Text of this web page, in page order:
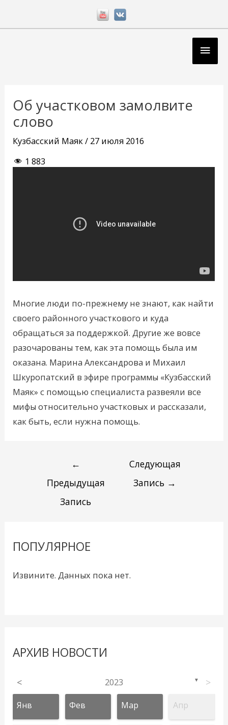
Об участковом замолвите
слово
Кузбасский Маяк/ 27 июля 2016
1 883
Многие люди по-прежнему не знают, как найти
своего районного участкового и куда
обращаться за поддержкой. Другие же вовсе
разочарованы тем, как эта помощь была им
оказана. Марина Александрова и Михаил
Шкуропатский в эфире программы «Кузбасский
Маяк» с помощью специалиста развеяли все
мифы относительно участковых и рассказали,
как быть, если нужна помощь.
записям
←
Предыдущая
Запись
Следующая
Запись →
ПОПУЛЯРНОЕ
Извините. Данных пока нет.
АРХИВ НОВОСТИ
< 2023 ▼ >
Янв Фев Мар Апр